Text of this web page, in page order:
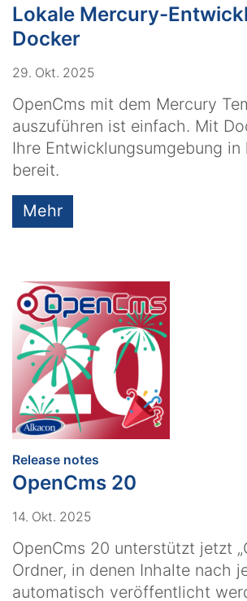
Lokale Mercury-
Docker
29. Okt. 2025
OpenCms mit dem Mercury
auszuführen ist einfach. Mit
Ihre Entwicklungsumgebung in
bereit.
Mehr
Release notes
OpenCms 20
14. Okt. 2025
OpenCms 20 unterstützt jetzt
Ordner, in denen Inhalte nach
automatisch veröffentlicht